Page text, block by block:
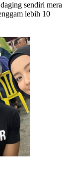
sendiri mera
lebih 10